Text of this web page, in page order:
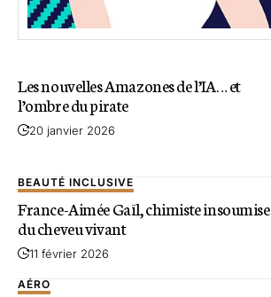
Les nouvelles Amazones de l’IA… et
l’ombre du pirate
20 janvier 2026
BEAUTÉ INCLUSIVE
France-Aimée Gaïl, chimiste insoumise
du cheveu vivant
11 février 2026
AÉRO